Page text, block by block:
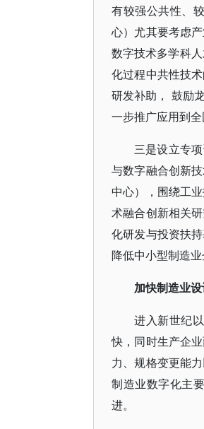
有较强公共性、
心）尤其要考虑
数字技术多学科
化过程中共性技
研发补助， 鼓励
一步推广应用到全
三是设立专
与数字融合创新
中心），围绕工
术融合创新相关
化研发与投资扶
降低中小型制造
加快制造业
进入新世纪
快，同时生产企
力、规格变更能
制造业数字化主
进。